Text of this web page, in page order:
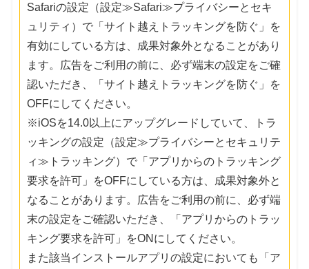
Safariの設定（設定≫Safari≫プライバシーとセキ
ュリティ）で「サイト越えトラッキングを防ぐ」を
有効にしている方は、成果対象外となることがあり
ます。広告をご利用の前に、必ず端末の設定をご確
認いただき、「サイト越えトラッキングを防ぐ」を
OFFにしてください。
※iOSを14.0以上にアップグレードしていて、トラ
ッキングの設定（設定≫プライバシーとセキュリテ
ィ≫トラッキング）で「アプリからのトラッキング
要求を許可」をOFFにしている方は、成果対象外と
なることがあります。広告をご利用の前に、必ず端
末の設定をご確認いただき、「アプリからのトラッ
キング要求を許可」をONにしてください。
また該当インストールアプリの設定においても「ア